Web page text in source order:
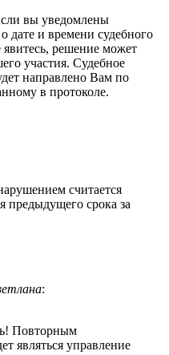
вы уведомлены
дате и времени судебного
явитесь, решение может
участия. Судебное
направлено Вам по
в протоколе.
считается
предыдущего срока за
:
Повторным
являться управление